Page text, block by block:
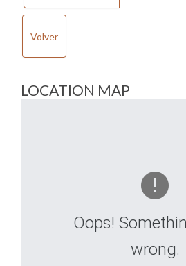
Volver
LOCATION MAP
Oops!
wrong.